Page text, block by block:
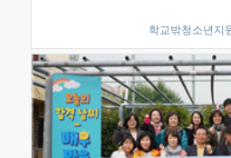
학교밖청소년지